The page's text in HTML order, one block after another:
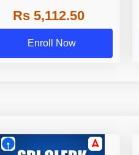
Grade A & Grade B Bank
Exams
Rs 5,112.50
Enroll Now